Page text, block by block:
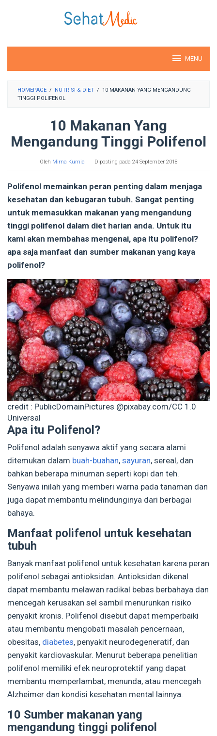
MENU
HOMEPAGE / NUTRISI & DIET /
10 MAKANAN YANG MENGANDUNG
TINGGI POLIFENOL
10 Makanan Yang
Mengandung Tinggi Polifenol
Oleh Mirna Kurnia Diposting pada 24 September 2018
Polifenol memainkan peran penting dalam menjaga
kesehatan dan kebugaran tubuh. Sangat penting
untuk memasukkan makanan yang mengandung
tinggi polifenol dalam diet harian anda. Untuk itu
kami akan membahas mengenai, apa itu polifenol?
apa saja manfaat dan sumber makanan yang kaya
polifenol?
credit : PublicDomainPictures @pixabay.com/CC 1.0
Universal
Apa itu Polifenol?
Polifenol adalah senyawa aktif yang secara alami
ditemukan dalam buah-buahan, sayuran, sereal, dan
bahkan beberapa minuman seperti kopi dan teh.
Senyawa inilah yang memberi warna pada tanaman dan
juga dapat membantu melindunginya dari berbagai
bahaya.
Manfaat polifenol untuk kesehatan
tubuh
Banyak manfaat polifenol untuk kesehatan karena peran
polifenol sebagai antioksidan. Antioksidan dikenal
dapat membantu melawan radikal bebas berbahaya dan
mencegah kerusakan sel sambil menurunkan risiko
penyakit kronis. Polifenol disebut dapat memperbaiki
atau membantu mengobati masalah pencernaan,
obesitas, diabetes, penyakit neurodegeneratif, dan
penyakit kardiovaskular. Menurut beberapa penelitian
polifenol memiliki efek neuroprotektif yang dapat
membantu memperlambat, menunda, atau mencegah
Alzheimer dan kondisi kesehatan mental lainnya.
10 Sumber makanan yang
mengandung tinggi polifenol